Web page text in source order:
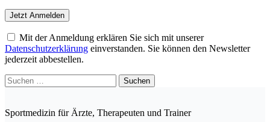
Mit der Anmeldung erklären Sie sich mit unserer
Datenschutzerklärung einverstanden. Sie können den Newsletter
jederzeit abbestellen.
Suchen
nach:
Sportmedizin für Ärzte, Therapeuten und Trainer